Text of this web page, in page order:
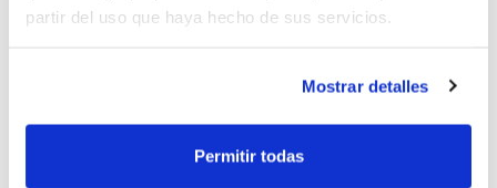
partir del uso que haya hecho de sus servicios.
Mostrar detalles
Permitir todas
semana del 14-15 de febrero.
competiciones fdm valencia